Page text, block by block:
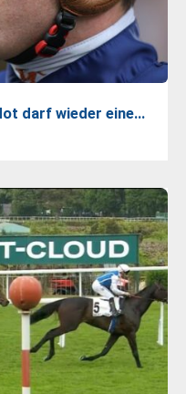
darf wieder eine…